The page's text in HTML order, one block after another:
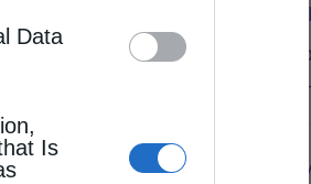
Data
Is
δείχνει τον
σιωπής»
Η εορτή της